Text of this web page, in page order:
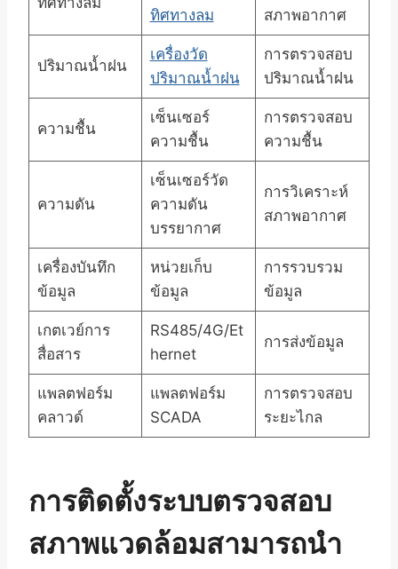
ทิศทางลม
สภาพอากาศ
ปริมาณน้ำฝน
เครื่องวัด
ปริมาณน้ำฝน
การตรวจสอบ
ปริมาณน้ำฝน
ความชื้น
เซ็นเซอร์
ความชื้น
การตรวจสอบ
ความชื้น
ความดัน
เซ็นเซอร์วัด
ความดัน
บรรยากาศ
การวิเคราะห์
สภาพอากาศ
เครื่องบันทึก
ข้อมูล
หน่วยเก็บ
ข้อมูล
การรวบรวม
ข้อมูล
เกตเวย์การ
สื่อสาร
RS485/4G/Et
hernet
การส่งข้อมูล
แพลตฟอร์ม
คลาวด์
แพลตฟอร์ม
SCADA
การตรวจสอบ
ระยะไกล
การติดตั้งระบบตรวจสอบ
สภาพแวดล้อมสามารถนำ